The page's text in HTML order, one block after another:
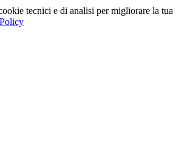
tecnici e di analisi per migliorare la tua